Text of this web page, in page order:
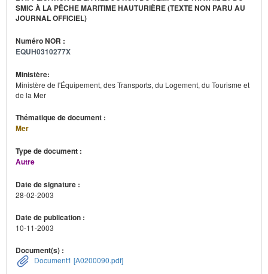
SMIC À LA PÊCHE MARITIME HAUTURIÈRE (TEXTE NON PARU AU
JOURNAL OFFICIEL)
Numéro NOR :
EQUH0310277X
Ministère:
Ministère de l'Équipement, des Transports, du Logement, du Tourisme et
de la Mer
Thématique de document :
Mer
Type de document :
Autre
Date de signature :
28-02-2003
Date de publication :
10-11-2003
Document(s) :
Document1 [A0200090.pdf]